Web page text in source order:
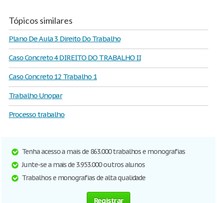
Tópicos similares
Plano De Aula 3 Direito Do Trabalho
Caso Concreto 4 DIREITO DO TRABALHO II
Caso Concreto 12 Trabalho 1
Trabalho Unopar
Processo trabalho
Tenha acesso a mais de 863.000 trabalhos e monografias
Junte-se a mais de 3.953.000 outros alunos
Trabalhos e monografias de alta qualidade
Registrar